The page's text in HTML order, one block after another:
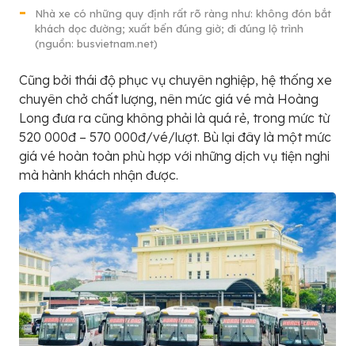
Nhà xe có những quy định rất rõ ràng như: không đón bắt
khách dọc đường; xuất bến đúng giờ; đi đúng lộ trình
(nguồn: busvietnam.net)
Cũng bởi thái độ phục vụ chuyên nghiệp, hệ thống xe
chuyên chở chất lượng, nên mức giá vé mà Hoàng
Long đưa ra cũng không phải là quá rẻ, trong mức từ
520 000đ – 570 000đ/vé/lượt. Bù lại đây là một mức
giá vé hoàn toàn phù hợp với những dịch vụ tiện nghi
mà hành khách nhận được.